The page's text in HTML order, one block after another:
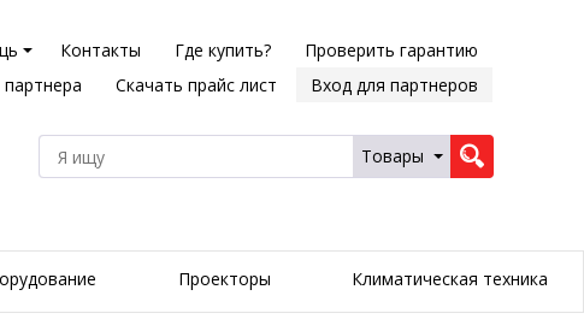
Контакты Где купить?
Проверить гарантию
партнера
Скачать прайс лист
Вход для партнеров
Товары
Проекторы Климатическая техника